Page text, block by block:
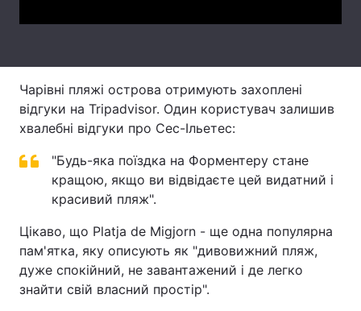
Чарівні пляжі острова отримують захоплені
відгуки на Tripadvisor. Один користувач залишив
хвалебні відгуки про Сес-Ільетес:
"Будь-яка поїздка на Форментеру стане
кращою, якщо ви відвідаєте цей видатний і
красивий пляж".
Цікаво, що Platja de Migjorn - ще одна популярна
пам'ятка, яку описують як "дивовижний пляж,
дуже спокійний, не завантажений і де легко
знайти свій власний простір".